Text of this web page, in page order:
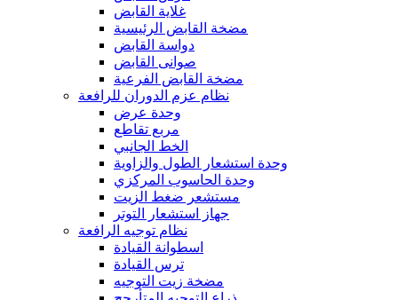
غلاية القابض
مضخة القابض الرئيسية
دواسة القابض
صوانى القابض
مضخة القابض الفرعية
نظام عزم الدوران للرافعة
وحدة عرض
مربع تقاطع
الخط الجانبي
وحدة استشعار الطول والزاوية
وحدة الحاسوب المركزي
مستشعر ضغط الزيت
جهاز استشعار التوتر
نظام توجيه الرافعة
اسطوانة القيادة
ترس القيادة
مضخة زيت التوجيه